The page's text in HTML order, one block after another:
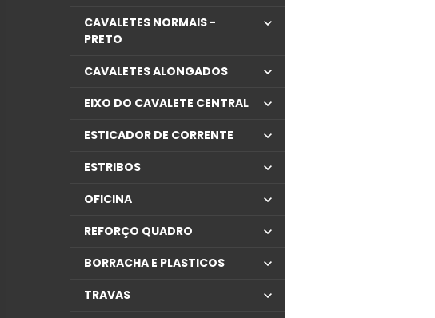
CAVALETES NORMAIS -
PRETO
CAVALETES ALONGADOS
EIXO DO CAVALETE CENTRAL
ESTICADOR DE CORRENTE
ESTRIBOS
OFICINA
REFORÇO QUADRO
BORRACHA E PLASTICOS
TRAVAS